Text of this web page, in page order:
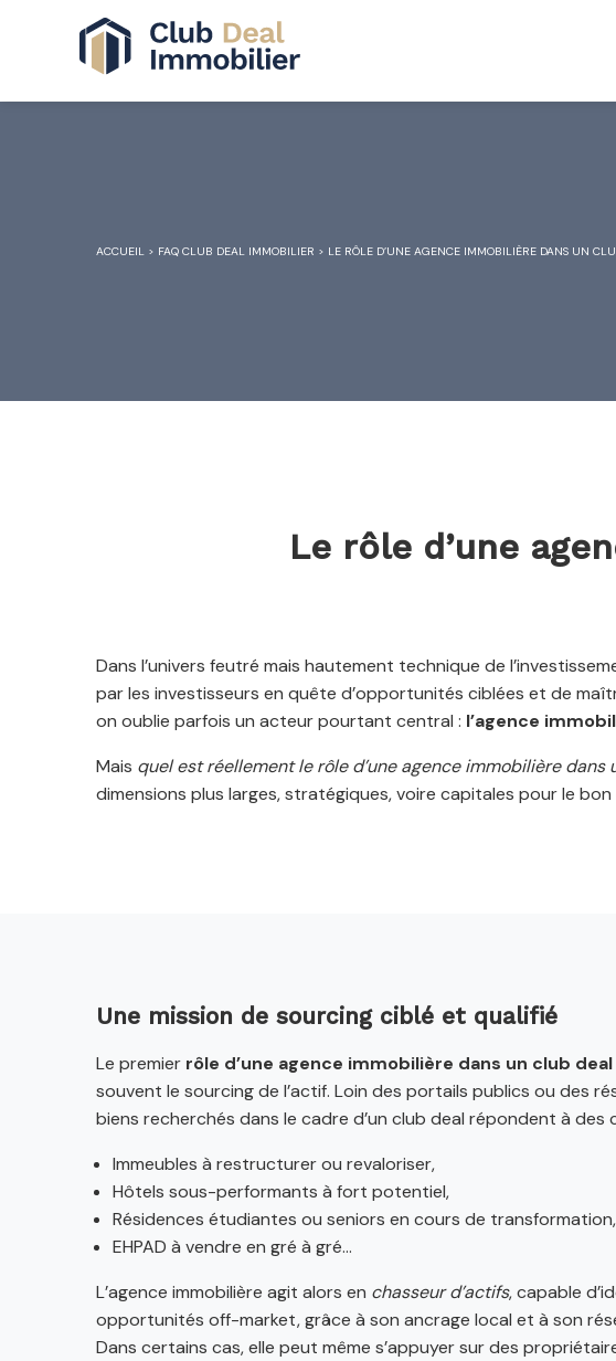
ACCUEIL > FAQ CLUB DEAL IMMOBILIER > LE RÔLE D’UNE AGENCE IMMOBILIÈRE DANS UN
Le rôle d’une
Dans l’univers feutré mais hautement technique de
par les investisseurs en quête d’opportunités ciblées et de
on oublie parfois un acteur pourtant central : l’agence
Mais quel est réellement le rôle d’une agence immobilière
dimensions plus larges, stratégiques, voire capitales pour le
Une mission de sourcing ciblé et qualifié
Le premier rôle d’une agence immobilière dans un club
souvent le sourcing de l’actif. Loin des portails publics ou des
biens recherchés dans le cadre d’un club deal répondent à des
Immeubles à restructurer ou revaloriser,
Hôtels sous-performants à fort potentiel,
Résidences étudiantes ou seniors en cours de transformation,
EHPAD à vendre en gré à gré…
L’agence immobilière agit alors en chasseur d’actifs, capable
opportunités off-market, grâce à son ancrage local et à son
Dans certains cas, elle peut même s’appuyer sur des